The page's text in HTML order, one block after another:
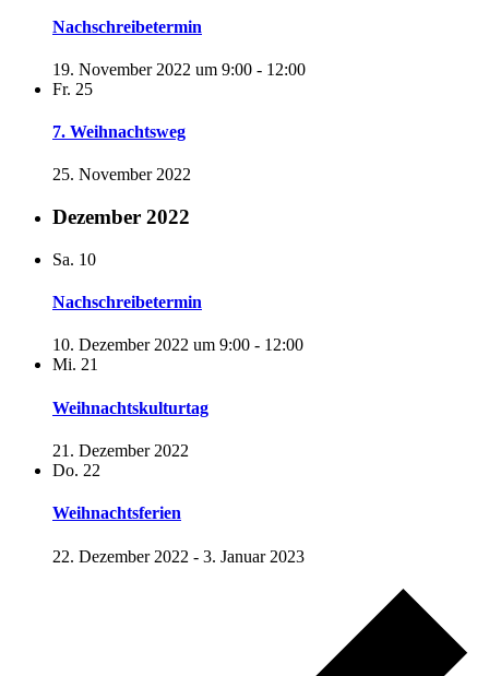
Nachschreibetermin
19. November 2022 um 9:00 - 12:00
Fr. 25
7. Weihnachtsweg
25. November 2022
Dezember 2022
Sa. 10
Nachschreibetermin
10. Dezember 2022 um 9:00 - 12:00
Mi. 21
Weihnachtskulturtag
21. Dezember 2022
Do. 22
Weihnachtsferien
22. Dezember 2022 - 3. Januar 2023